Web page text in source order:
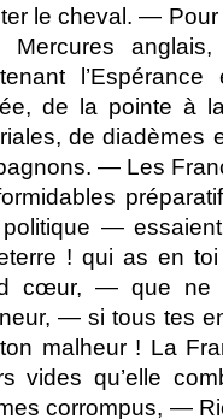
le cheval. —
Mercures
de la pointe à
de
— Les
politique —
! qui as en
cœur, — que ne
— si tous tes
malheur ! La
vides qu’elle
corrompus, —